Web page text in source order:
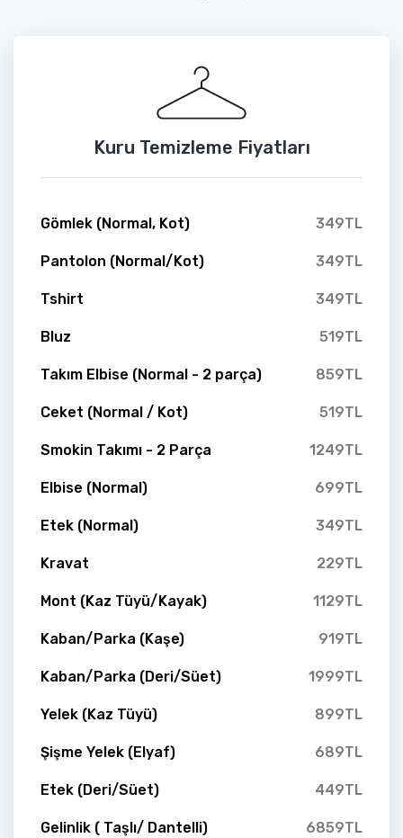
Kuru Temizleme Fiyatları
Gömlek (Normal, Kot) 349TL
Pantolon (Normal/Kot) 349TL
Tshirt 349TL
Bluz 519TL
Takım Elbise (Normal - 2 parça) 859TL
Ceket (Normal / Kot) 519TL
Smokin Takımı - 2 Parça 1249TL
Elbise (Normal) 699TL
Etek (Normal) 349TL
Kravat 229TL
Mont (Kaz Tüyü/Kayak) 1129TL
Kaban/Parka (Kaşe) 919TL
Kaban/Parka (Deri/Süet) 1999TL
Yelek (Kaz Tüyü) 899TL
Şişme Yelek (Elyaf) 689TL
Etek (Deri/Süet) 449TL
Gelinlik ( Taşlı/ Dantelli) 6859TL